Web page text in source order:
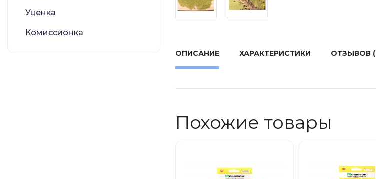
Уценка
Комиссионка
ОПИСАНИЕ ХАРАКТЕРИСТИКИ ОТЗЫВОВ
Похожие товары